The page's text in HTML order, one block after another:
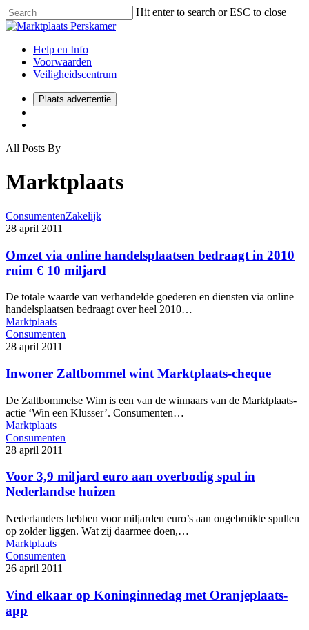
Hit enter to search or ESC to close
Help en Info
Voorwaarden
Veiligheidscentrum
Plaats advertentie
All Posts By
Marktplaats
ConsumentenZakelijk
28 april 2011
Omzet via online handelsplaatsen bedraagt in 2010
ruim € 10 miljard
De totale waarde van verhandelde goederen en diensten via online
handelsplaatsen bedraagt over heel 2010…
Marktplaats
Consumenten
28 april 2011
Inwoner Zaltbommel wint Marktplaats-cheque
De Zaltbommelse Wim is een van de winnaars van de Marktplaats-
actie ‘Win een Klusser’. Consumenten…
Marktplaats
Consumenten
28 april 2011
Voor 3,9 miljard euro aan overbodig spul in
Nederlandse huizen
Nederlanders hebben voor miljarden euro’s aan ongebruikte spullen
op zolder liggen. Wat zij daarmee doen,…
Marktplaats
Consumenten
26 april 2011
Vind elkaar op Koninginnedag met Oranjeplaats-
app